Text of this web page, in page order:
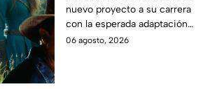
lo que se sabe hasta
ahora
nuevo proyecto a su carrera
con la esperada adaptación
cinematográfica del popular
06 agosto, 2026